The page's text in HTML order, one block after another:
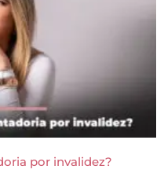
por invalidez?